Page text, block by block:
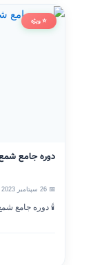
⭐ ویژه
دوره جامع
📅 26 سپتامبر 2023
🕯️ دوره جامع